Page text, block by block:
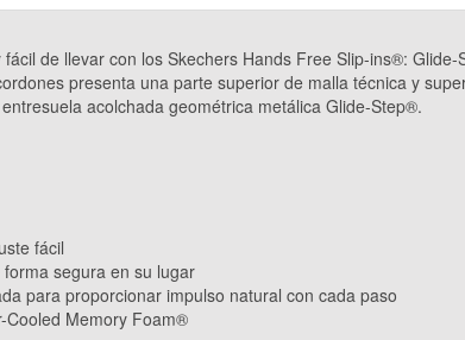
de llevar con los Skechers Hands Free Slip-ins®:
presenta una parte superior de malla técnica y
acolchada geométrica metálica Glide-Step®.
fácil
segura en su lugar
para proporcionar impulso natural con cada paso
Cooled Memory Foam®